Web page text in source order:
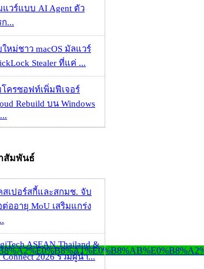
แวร์แบบ AI Agent ตัว
...
หม่ชาว macOS มัลแวร์
Stealer ที่แค่ ...
โครซอฟท์เพิ่มฟีเจอร์
Rebuild บน Windows
สัมพันธ์
สเปอร์สกี้และสกมช. จับ
ต่ออายุ MoU เสริมแกร่ง
ASEAN Thailand &
Connect 2026 รวมผู้นำ...